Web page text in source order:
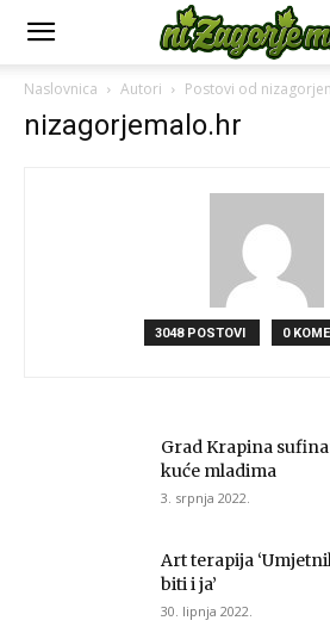
Naslovnica Autori Postovi od
nizagorjemalo.hr
3048 POSTOVI 0
Grad Krapina
kuće mladima
3. srpnja 2022.
Art terapija
biti i ja’
30. lipnja 2022.